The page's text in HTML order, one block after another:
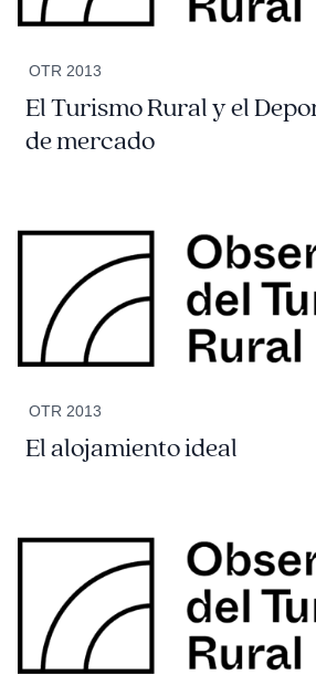
OTR 2013
El Turismo Rural y el
de mercado
OTR 2013
El alojamiento ideal